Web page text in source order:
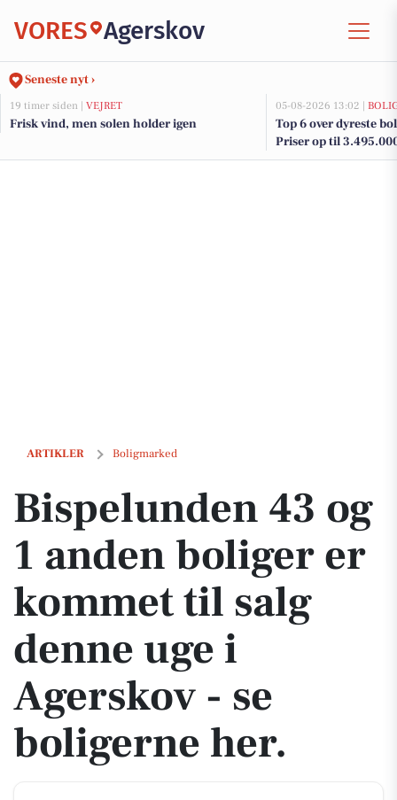
VORES Agerskov
Seneste nyt ›
19 timer siden | VEJRET
Frisk vind, men solen holder igen
05-08-2026 13:02 |
Top 6 over dyreste
Priser op til
ARTIKLER Boligmarked
Bispelunden 43 og 1 anden boliger er kommet til salg denne uge i
Bispelunden 43 og
1 anden boliger er
kommet til salg
denne uge i
Agerskov - se
boligerne her.